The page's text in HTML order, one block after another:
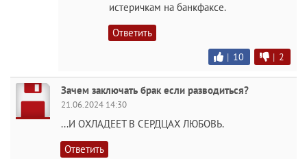
истеричкам на банкфаксе.
Ответить
| 10 | 2
Зачем заключать брак если разводиться?
21.06.2024 14:30
...И ОХЛАДЕЕТ В СЕРДЦАХ ЛЮБОВЬ.
Ответить